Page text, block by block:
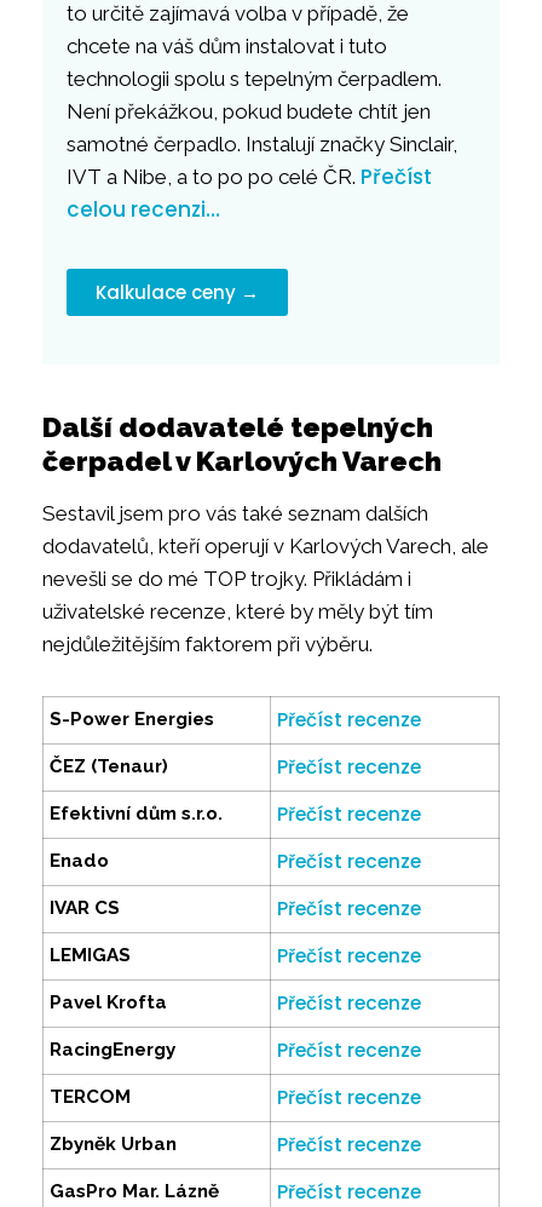
to určitě zajímavá volba v případě, že
chcete na váš dům instalovat i tuto
technologii spolu s tepelným čerpadlem.
Není překážkou, pokud budete chtít jen
samotné čerpadlo. Instalují značky Sinclair,
IVT a Nibe, a to po po celé ČR. Přečíst
celou recenzi…
Kalkulace ceny →
Další dodavatelé tepelných
čerpadel v Karlových Varech
Sestavil jsem pro vás také seznam dalších
dodavatelů, kteří operují v Karlových Varech, ale
nevešli se do mé TOP trojky. Přikládám i
uživatelské recenze, které by měly být tím
nejdůležitějším faktorem při výběru.
S-Power Energies Přečíst recenze
ČEZ (Tenaur) Přečíst recenze
Efektivní dům s.r.o. Přečíst recenze
Enado Přečíst recenze
IVAR CS Přečíst recenze
LEMIGAS Přečíst recenze
Pavel Krofta Přečíst recenze
RacingEnergy Přečíst recenze
TERCOM Přečíst recenze
Zbyněk Urban Přečíst recenze
GasPro Mar. Lázně Přečíst recenze